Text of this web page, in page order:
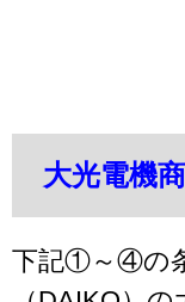
大光電機
下記①～④の